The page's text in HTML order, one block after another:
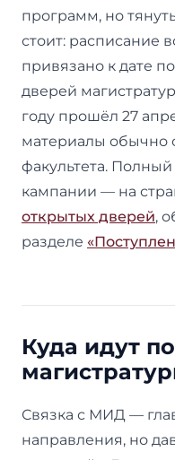
программ, но
стоит: расписание
привязано к дате
дверей
году прошёл 27
материалы обычно
факультета.
кампании — на
открытых дверей,
разделе
Куда идут
Связка с МИД —
направления, но